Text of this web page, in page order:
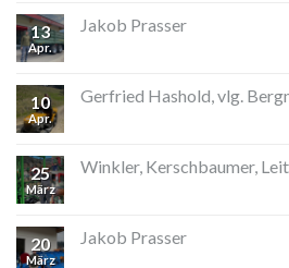
13
Apr.
Jakob Prasser
10
Apr.
Gerfried Hashold, vlg.
25
März
Winkler, Kerschbaumer,
20
März
Jakob Prasser